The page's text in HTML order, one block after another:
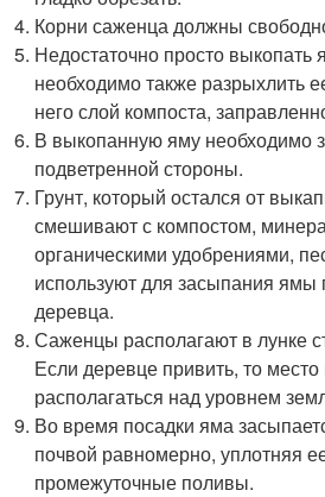
Корни саженца должны
Недостаточно просто выкопать
необходимо также разрыхлить
него слой компоста,
В выкопанную яму необходимо
подветренной стороны.
Грунт, который остался от
смешивают с компостом,
органическими удобрениями,
используют для засыпания ямы
деревца.
Саженцы располагают в лунке
Если деревце привить, то
располагаться над уровнем
Во время посадки яма
почвой равномерно, уплотняя
промежуточные поливы.